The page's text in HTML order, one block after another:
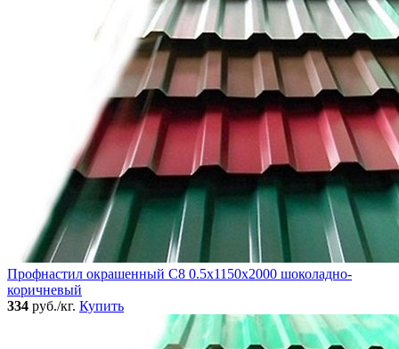
Профнастил окрашенный C8 0.5x1150x2000 шоколадно-
коричневый
334 руб./кг. Купить